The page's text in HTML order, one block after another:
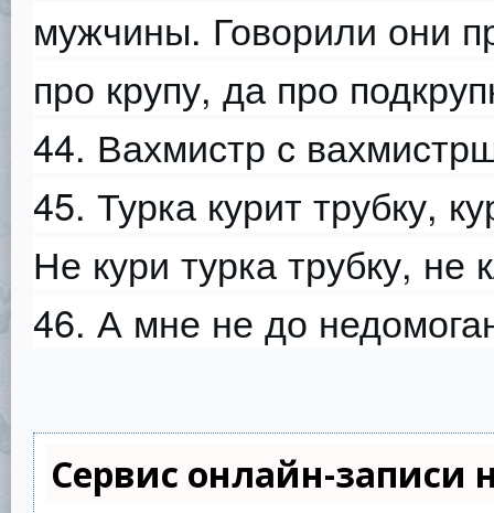
мужчины. Говорили они
про крупу, да про
44. Вахмистр с
45. Турка курит трубку,
Не кури турка трубку, не
46. А мне не до
Сервис онлайн-записи